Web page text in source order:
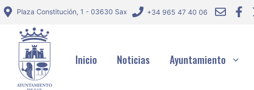
Saltar
contenido
Plaza Constitución, 1 - 03630 Sax +34 965 47 40 06
Inicio Noticias Ayuntamiento